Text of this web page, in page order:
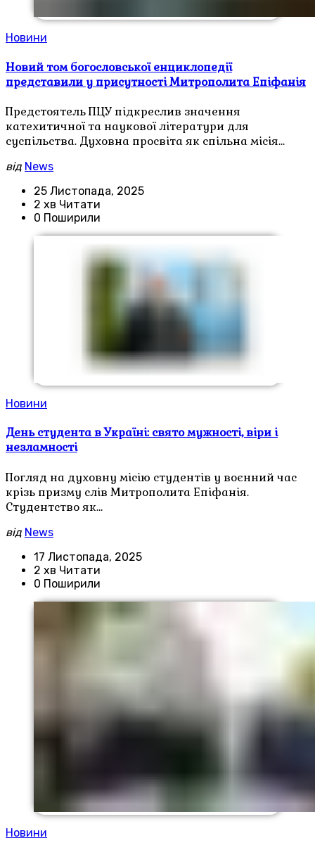
Новини
Новий том богословської енциклопедії
представили у присутності Митрополита Епіфанія
Предстоятель ПЦУ підкреслив значення
катехитичної та наукової літератури для
суспільства. Духовна просвіта як спільна місія…
від News
25 Листопада, 2025
2 хв Читати
0 Поширили
Новини
День студента в Україні: свято мужності, віри і
незламності
Погляд на духовну місію студентів у воєнний час
крізь призму слів Митрополита Епіфанія.
Студентство як…
від News
17 Листопада, 2025
2 хв Читати
0 Поширили
Новини